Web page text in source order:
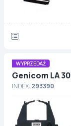
WYPRZEDAŻ
Genicom LA
INDEX:293390